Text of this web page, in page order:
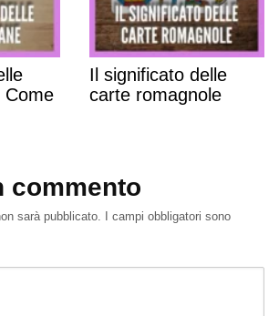
Come
Il significato delle
carte romagnole
commento
sarà pubblicato.
I campi obbligatori sono